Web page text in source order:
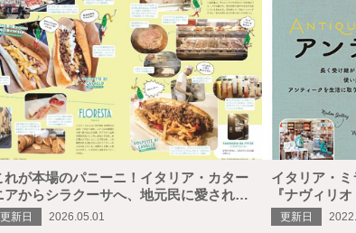
れが本場のパニーニ！イタリア・カター
アからシラクーサへ、地元民に愛される
食の裏道食べ歩き散歩
更新日 2026.05.01
イタリア・
『ナヴィリ
更新日